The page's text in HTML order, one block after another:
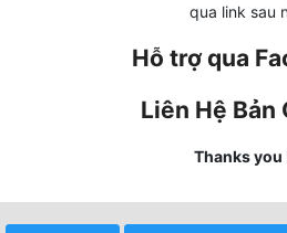
Góc Nhìn Nam
qua link sau
Hỗ trợ qua
Liên Hệ Bản
Thanks you